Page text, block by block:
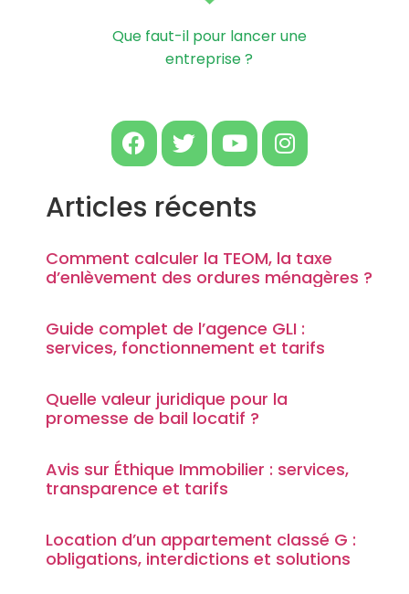
Que faut-il pour lancer une
entreprise ?
Articles récents
Comment calculer la TEOM, la taxe
d’enlèvement des ordures ménagères ?
Guide complet de l’agence GLI :
services, fonctionnement et tarifs
Quelle valeur juridique pour la
promesse de bail locatif ?
Avis sur Éthique Immobilier : services,
transparence et tarifs
Location d’un appartement classé G :
obligations, interdictions et solutions